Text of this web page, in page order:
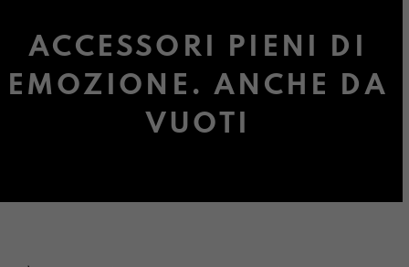
ACCESSORI PIENI DI
EMOZIONE. ANCHE DA
VUOTI